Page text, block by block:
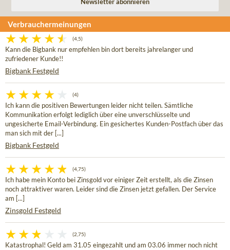
Verbrauchermeinungen
(4,5)
Kann die Bigbank nur empfehlen bin dort bereits jahrelanger und
zufriedener Kunde!!
Bigbank Festgeld
(4)
Ich kann die positiven Bewertungen leider nicht teilen. Sämtliche
Kommunikation erfolgt lediglich über eine unverschlüsselte und
ungesicherte Email-Verbindung. Ein gesichertes Kunden-Postfach über das
man sich mit der [...]
Bigbank Festgeld
(4,75)
Ich habe mein Konto bei Zinsgold vor einiger Zeit erstellt, als die Zinsen
noch attraktiver waren. Leider sind die Zinsen jetzt gefallen. Der Service
am [...]
Zinsgold Festgeld
(2,75)
Katastrophal! Geld am 31.05 eingezahlt und am 03.06 immer noch nicht